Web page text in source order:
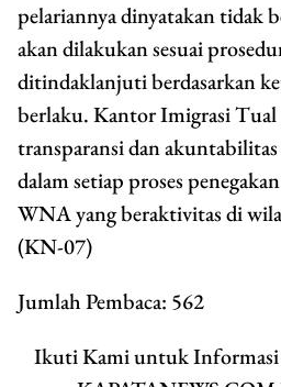
pelariannya dinyatakan tidak
akan dilakukan sesuai
ditindaklanjuti berdasarkan
berlaku. Kantor Imigrasi Tual
transparansi dan
dalam setiap proses
WNA yang beraktivitas di
(KN-07)
Jumlah Pembaca: 562
Ikuti Kami untuk Informasi